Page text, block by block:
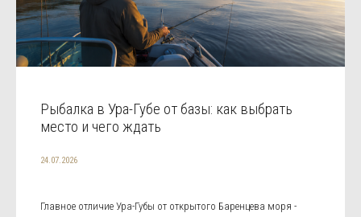
Рыбалка в Ура-Губе от базы: как выбрать
место и чего ждать
24.07.2026
Главное отличие Ура-Губы от открытого Баренцева моря -